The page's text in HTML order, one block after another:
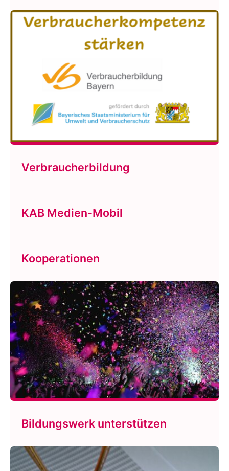
Verbraucherbildung
KAB Medien-Mobil
Kooperationen
Bildungswerk unterstützen